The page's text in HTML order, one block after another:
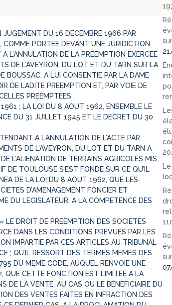
JUGEMENT DU 16 DECEMBRE 1966 PAR
PORTEE DEVANT UNE JURIDICTION
L’ANNULATION DE LA PREEMPTION EXERCEE
DE L’AVEYRON, DU LOT ET DU TARN SUR LA
BOUSSAC, A LUI CONSENTIE PAR LA DAME
DE LADITE PREEMPTION ET, PAR VOIE DE
PREEMPTEES ;
; LA LOI DU 8 AOUT 1962, ENSEMBLE LE
DU 31 JUILLET 1945 ET LE DECRET DU 30
A L’ANNULATION DE L’ACTE PAR
DE L’AVEYRON, DU LOT ET DU TARN A
L’ALIENATION DE TERRAINS AGRICOLES MIS
DE TOULOUSE S’EST FONDE SUR CE QU’IL
DE LA LOI DU 8 AOUT 1962, QUE LES
D’AMENAGEMENT FONCIER ET
DU LEGISLATEUR, A LA COMPETENCE DES
LE DROIT DE PREEMPTION DES SOCIETES
DANS LES CONDITIONS PREVUES PAR LES
IMPARTIE PAR CES ARTICLES AU TRIBUNAL
; QU’IL RESSORT DES TERMES MEMES DES
DU MEME CODE, AUQUEL RENVOIE UNE
QUE CETTE FONCTION EST LIMITEE A LA
DE LA VENTE, AU CAS OU LE BENEFICIAIRE DU
DES VENTES FAITES EN INFRACTION DES